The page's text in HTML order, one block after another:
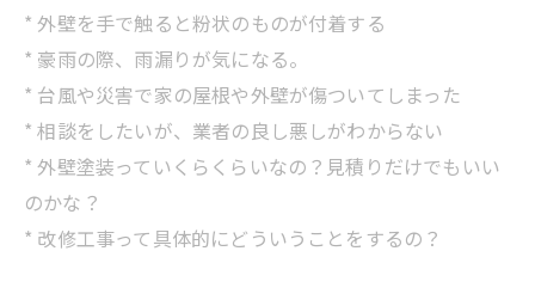
* 外壁を手で触ると粉状のものが付着する
* 豪雨の際、雨漏りが気になる。
* 台風や災害で家の屋根や外壁が傷ついてしまった
* 相談をしたいが、業者の良し悪しがわからない
* 外壁塗装っていくらくらいなの？見積りだけでもいい
のかな？
* 改修工事って具体的にどういうことをするの？